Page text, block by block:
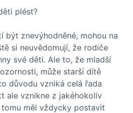
plést?
být znevýhodněné, mohou na
si neuvědomují, že rodiče
své děti. Ale to, že mladší
může starší dítě
důvodu vzniká celá řada
ale vznikne z jakéhokoliv
měl vždycky postavit